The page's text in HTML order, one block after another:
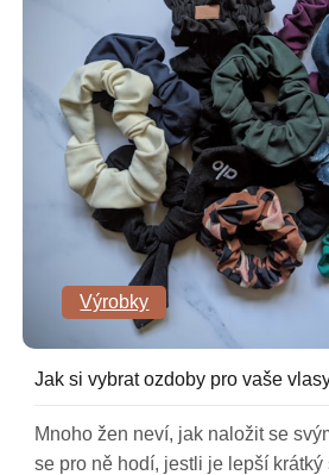
Výrobky
Jak si vybrat ozdoby pro vaše
Mnoho žen neví, jak naložit se
se pro ně hodí, jestli je lepší